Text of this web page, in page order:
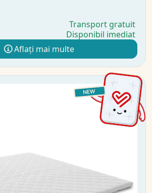
Transport gratuit
Disponibil imediat
Aflați mai multe